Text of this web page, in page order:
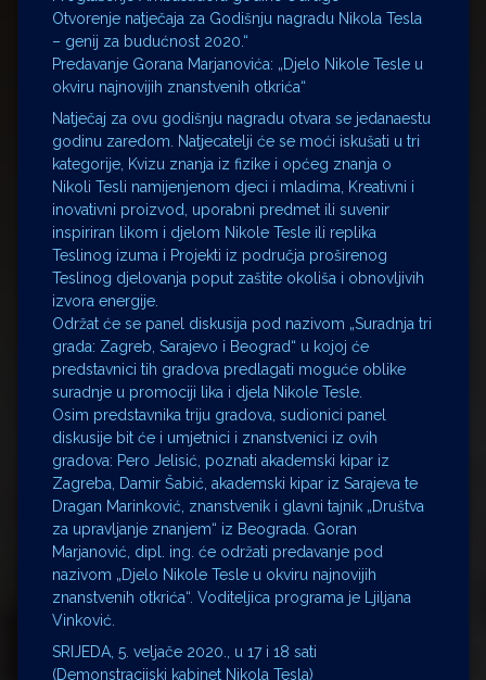
Otvorenje natječaja za Godišnju nagradu Nikola Tesla
– genij za budućnost 2020.“
Predavanje Gorana Marjanovića: „Djelo Nikole Tesle u
okviru najnovijih znanstvenih otkrića“
Natječaj za ovu godišnju nagradu otvara se jedanaestu
godinu zaredom. Natjecatelji će se moći iskušati u tri
kategorije, Kvizu znanja iz fizike i općeg znanja o
Nikoli Tesli namijenjenom djeci i mladima, Kreativni i
inovativni proizvod, uporabni predmet ili suvenir
inspiriran likom i djelom Nikole Tesle ili replika
Teslinog izuma i Projekti iz područja proširenog
Teslinog djelovanja poput zaštite okoliša i obnovljivih
izvora energije.
Održat će se panel diskusija pod nazivom „Suradnja tri
grada: Zagreb, Sarajevo i Beograd“ u kojoj će
predstavnici tih gradova predlagati moguće oblike
suradnje u promociji lika i djela Nikole Tesle.
Osim predstavnika triju gradova, sudionici panel
diskusije bit će i umjetnici i znanstvenici iz ovih
gradova: Pero Jelisić, poznati akademski kipar iz
Zagreba, Damir Šabić, akademski kipar iz Sarajeva te
Dragan Marinković, znanstvenik i glavni tajnik „Društva
za upravljanje znanjem“ iz Beograda. Goran
Marjanović, dipl. ing. će održati predavanje pod
nazivom „Djelo Nikole Tesle u okviru najnovijih
znanstvenih otkrića“. Voditeljica programa je Ljiljana
Vinković.
SRIJEDA, 5. veljače 2020., u 17 i 18 sati
(Demonstracijski kabinet Nikola Tesla)